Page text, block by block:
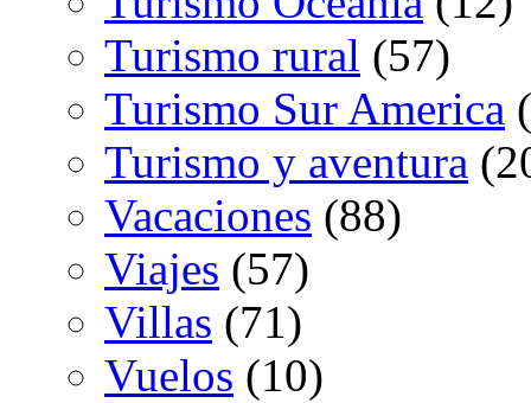
Turismo rural (57)
Turismo Sur America
Turismo y aventura
Vacaciones (88)
Viajes (57)
Villas (71)
Vuelos (10)